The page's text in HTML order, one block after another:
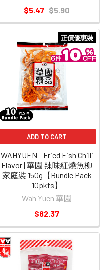
$5.47 $5.90
正價優惠裝
ADD TO CART
WAHYUEN - Fried Fish Chilli
Flavor | 華園 辣味紅燒魚柳
家庭裝 150g【Bundle Pack
10pkts】
Wah Yuen 華園
$82.37